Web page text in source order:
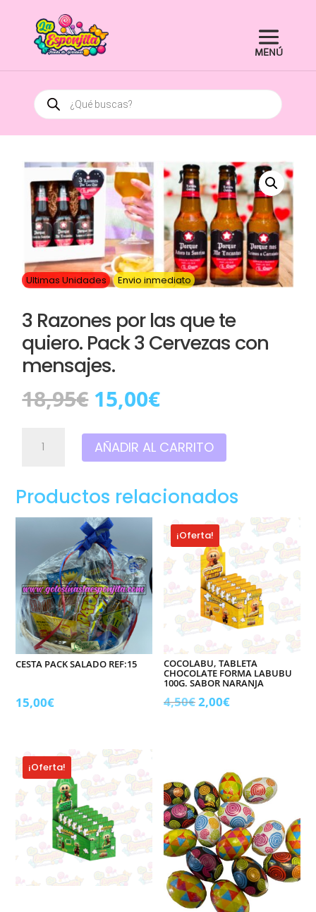
Búsqueda
de
productos
¡Oferta!
Ultimas Unidades Envio inmediato
3 Razones por las que te
quiero. Pack 3 Cervezas con
mensajes.
18,95€ El
precio
original
era:
18,95€.
15,00€El
actual
es:
15,00€.
Razones
que
te
Cervezas
con
mensajes.
cantidad
AÑADIR AL CARRITO
Productos relacionados
CESTA PACK SALADO REF:15
15,00€
¡Oferta!
COCOLABU, TABLETA
CHOCOLATE FORMA LABUBU
100G. SABOR NARANJA
4,50€El
4,50€.
2,00€El
2,00€.
¡Oferta!